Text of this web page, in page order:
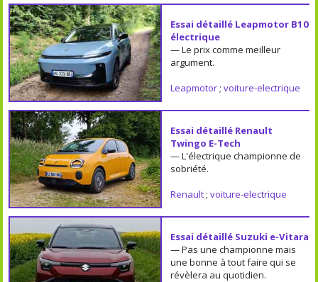
Essai détaillé Leapmotor B10
électrique
— Le prix comme meilleur
argument.
Leapmotor; voiture-electrique
Essai détaillé Renault
Twingo E-Tech
— L'électrique championne de
sobriété.
Renault; voiture-electrique
Essai détaillé Suzuki e-Vitara
— Pas une championne mais
une bonne à tout faire qui se
révèlera au quotidien.